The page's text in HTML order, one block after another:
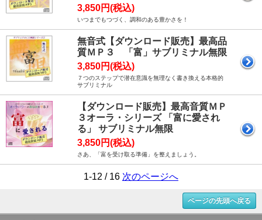
3,850円(税込)
いつまでもつづく、調和のある豊かさを！
無音式【ダウンロード販売】最高品
質ＭＰ３ 「富」サブリミナル無限
3,850円(税込)
７つのステップで潜在意識を無理なく書き換える本格的
サブリミナル
【ダウンロード販売】最高音質ＭＰ
３オーラ・シリーズ 「富に愛され
る」 サブリミナル無限
3,850円(税込)
さあ、「富を受け取る準備」を整えましょう。
1-12 / 16 次のページへ
ページの先頭へ戻る